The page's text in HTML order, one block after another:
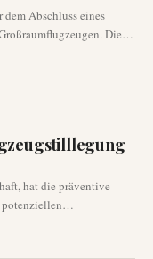
Abschluss eines
Diese
von
ein anhaltendes
hat die präventive
bietet Passagieren